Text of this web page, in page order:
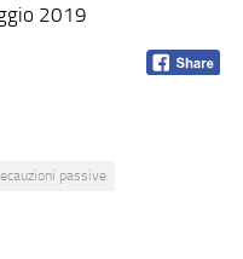
2019
passive